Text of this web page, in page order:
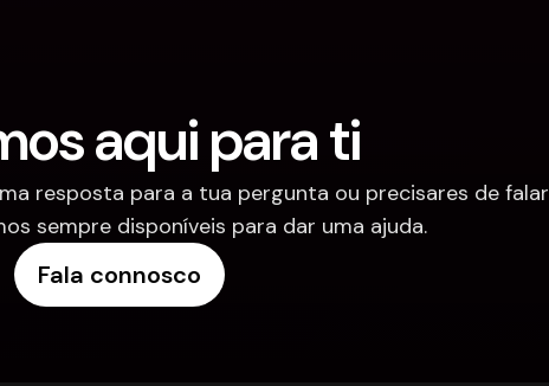
aqui para ti
resposta para a tua pergunta ou precisares de falar
sempre disponíveis para dar uma ajuda.
Fala connosco